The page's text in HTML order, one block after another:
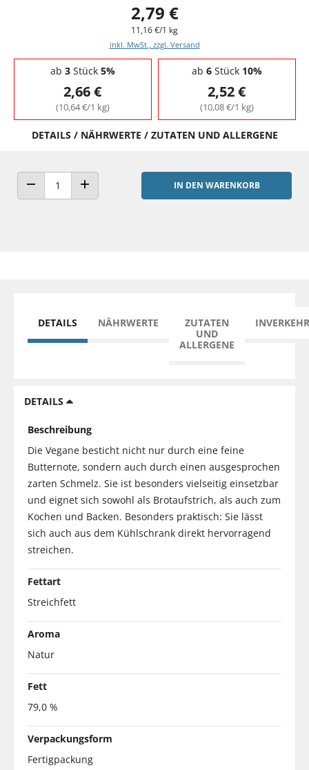
2,79 €
11,16 €/1 kg
inkl. MwSt., zzgl. Versand
Staffelpreise - Mengenrabatt
ab 3Stück 5%
2,66 €
(10,64 €/1 kg)
ab 6Stück 10%
2,52 €
(10,08 €/1 kg)
DETAILS / NÄHRWERTE / ZUTATEN UND ALLERGENE
ANZAHL VERRINGERNANZAHL ERHÖHEN
IN DEN WARENKORB
DETAILS NÄHRWERTE
ZUTATEN
UND
ALLERGENE
DETAILS
Beschreibung
Die Vegane besticht nicht nur durch eine feine
Butternote, sondern auch durch einen ausgesprochen
zarten Schmelz. Sie ist besonders vielseitig einsetzbar
und eignet sich sowohl als Brotaufstrich, als auch zum
Kochen und Backen. Besonders praktisch: Sie lässt
sich auch aus dem Kühlschrank direkt hervorragend
streichen.
Fettart
Streichfett
Aroma
Natur
Fett
79,0 %
Verpackungsform
Fertigpackung